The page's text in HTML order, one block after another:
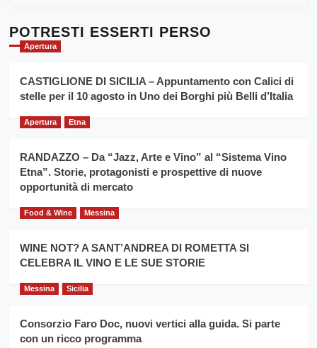
l’
evento
la
filiera
grano
Cronoscalata
per
il
anno
Franco
Caruso
POTRESTI ESSERTI PERSO
Apertura
CASTIGLIONE DI SICILIA – Appuntamento con Calici di
stelle per il 10 agosto in Uno dei Borghi più Belli d’Italia
Apertura Etna
RANDAZZO – Da “Jazz, Arte e Vino” al “Sistema Vino
Etna”. Storie, protagonisti e prospettive di nuove
opportunità di mercato
Food & Wine Messina
WINE NOT? A SANT’ANDREA DI ROMETTA SI
CELEBRA IL VINO E LE SUE STORIE
Messina Sicilia
Consorzio Faro Doc, nuovi vertici alla guida. Si parte
con un ricco programma